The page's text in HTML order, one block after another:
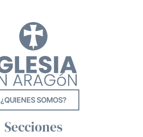
¿QUIENES SOMOS?
Secciones